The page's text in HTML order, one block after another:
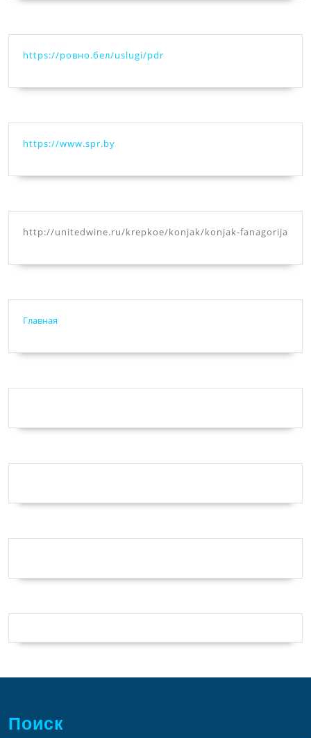
https://ровно.бел/uslugi/pdr
https://www.spr.by
http://unitedwine.ru/krepkoe/konjak/konjak-fanagorija
Главная
Поиск